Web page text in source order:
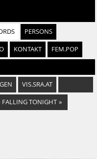
PERSONS
KONTAKT FEM.POP
VIS.SRA.AT
FALLING TONIGHT »